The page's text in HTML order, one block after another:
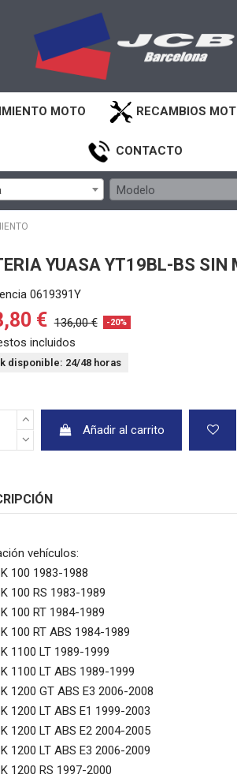
MOTO RECAMBIOS
CONTACTO
Modelo
YUASA YT19BL-BS SIN
0619391Y
€ 136,00 € -20%
incluidos
disponible: 24/48 horas
Añadir al carrito
vehículos:
100 1983-1988
100 RS 1983-1989
100 RT 1984-1989
100 RT ABS 1984-1989
1100 LT 1989-1999
1100 LT ABS 1989-1999
1200 GT ABS E3 2006-2008
1200 LT ABS E1 1999-2003
1200 LT ABS E2 2004-2005
1200 LT ABS E3 2006-2009
1200 RS 1997-2000